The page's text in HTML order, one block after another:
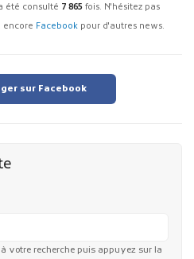
été consulté 7 865 fois. N'hésitez pas
encore Facebook pour d'autres news.
sur Facebook
votre recherche puis appuyez sur la